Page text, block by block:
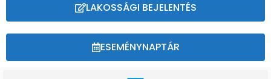
LAKOSSÁGI BEJELENTÉS
ESEMÉNYNAPTÁR